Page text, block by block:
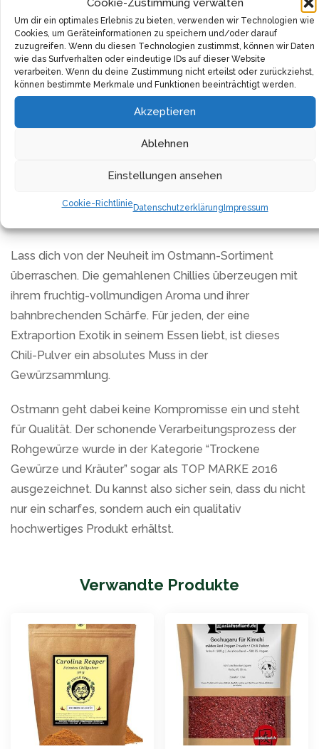
Um dir ein optimales Erlebnis zu bieten, verwenden wir Technologien wie
Cookies, um Geräteinformationen zu speichern und/oder darauf
zuzugreifen. Wenn du diesen Technologien zustimmst, können wir Daten
wie das Surfverhalten oder eindeutige IDs auf dieser Website
verarbeiten. Wenn du deine Zustimmung nicht erteilst oder zurückziehst,
können bestimmte Merkmale und Funktionen beeinträchtigt werden.
Akzeptieren
Ablehnen
Einstellungen ansehen
Cookie-RichtlinieDatenschutzerklärungImpressum
natürlich Fleisch- und Pastagerichten einen
unvergesslichen Schliff geben. Dieses Power-Gewürz
wird deine Geschmacksnerven auf eine
unvergleichliche Reise der Schärfe und Intensität
mitnehmen.
Dieser Standbeutel enthält 250g gemahlenen Chili
Bird’s Eye, in einer wiederverschließbaren Verpackung.
nur eine große Menge, sondern auch eine einfache und
bequeme Lagerung, die die Qualität des Produkts lange
Lass dich von der Neuheit im Ostmann-Sortiment
überraschen. Die gemahlenen Chillies überzeugen mit
ihrem fruchtig-vollmundigen Aroma und ihrer
bahnbrechenden Schärfe. Für jeden, der eine
Extraportion Exotik in seinem Essen liebt, ist dieses
Chili-Pulver ein absolutes Muss in der
Gewürzsammlung.
Ostmann geht dabei keine Kompromisse ein und steht
für Qualität. Der schonende Verarbeitungsprozess der
Rohgewürze wurde in der Kategorie “Trockene
Gewürze und Kräuter” sogar als TOP MARKE 2016
ausgezeichnet. Du kannst also sicher sein, dass du nicht
nur ein scharfes, sondern auch ein qualitativ
hochwertiges Produkt erhältst.
Verwandte Produkte